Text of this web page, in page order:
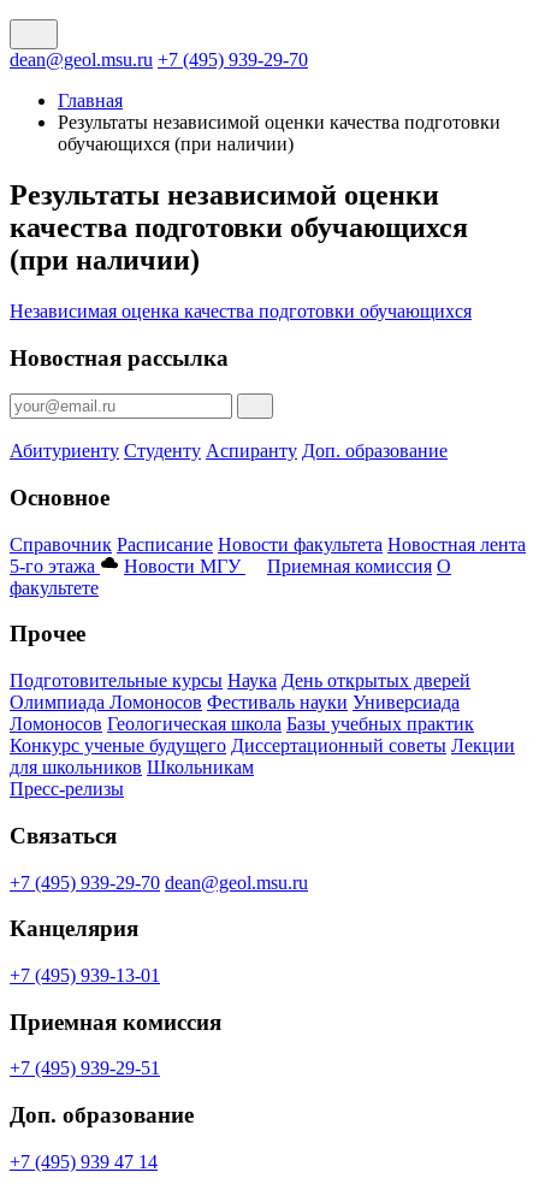
dean@geol.msu.ru +7 (495) 939-29-70
Главная
Результаты независимой оценки качества подготовки
обучающихся (при наличии)
Результаты независимой оценки
качества подготовки обучающихся
(при наличии)
Независимая оценка качества подготовки обучающихся
Новостная рассылка
Абитуриенту Студенту Аспиранту Доп. образование
Основное
Справочник Расписание Новости факультета Новостная лента
5-го этажа
Новости МГУ Приемная комиссия О
факультете
Прочее
Подготовительные курсы Наука День открытых дверей
Олимпиада Ломоносов Фестиваль науки Универсиада
Ломоносов Геологическая школа Базы учебных практик
Конкурс ученые будущего Диссертационный советы Лекции
для школьников Школьникам
Пресс-релизы
Связаться
+7 (495) 939-29-70 dean@geol.msu.ru
Канцелярия
+7 (495) 939-13-01
Приемная комиссия
+7 (495) 939-29-51
Доп. образование
+7 (495) 939 47 14